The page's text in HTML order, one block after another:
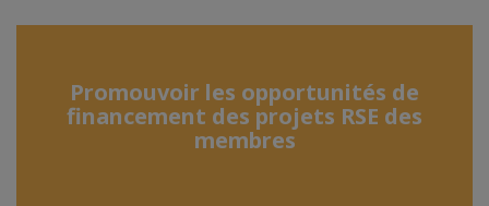
Promouvoir les opportunités de
financement des projets RSE des
membres